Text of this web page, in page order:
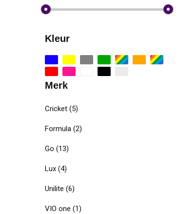
Kleur
Merk
Cricket (5)
Formula (2)
Go (13)
Lux (4)
Unilite (6)
VIO one (1)